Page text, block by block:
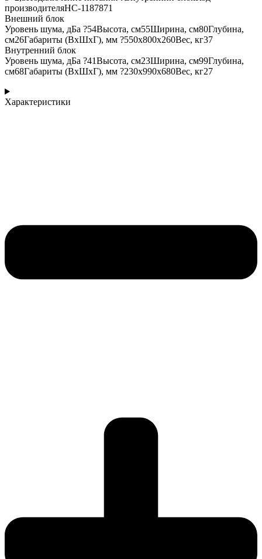
производителяНС-1187871
Внешний блок
Уровень шума, дБа ?54Высота, см55Ширина, см80Глубина,
см26Габариты (ВхШхГ), мм ?550х800х260Вес, кг37
Внутренний блок
Уровень шума, дБа ?41Высота, см23Ширина, см99Глубина,
см68Габариты (ВхШхГ), мм ?230х990х680Вес, кг27
Характеристики